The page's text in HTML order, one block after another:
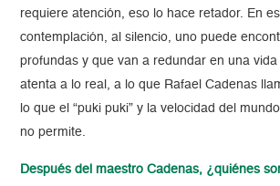
requiere atención, eso lo hace retador. En
contemplación, al silencio, uno puede
profundas y que van a redundar en una
atenta a lo real, a lo que Rafael Cadenas
lo que el “puki puki” y la velocidad del
no permite.
Después del maestro Cadenas, ¿quiénes